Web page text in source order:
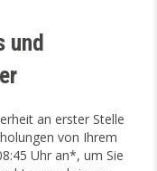
und
an erster Stelle
von Ihrem
Uhr an*, um Sie